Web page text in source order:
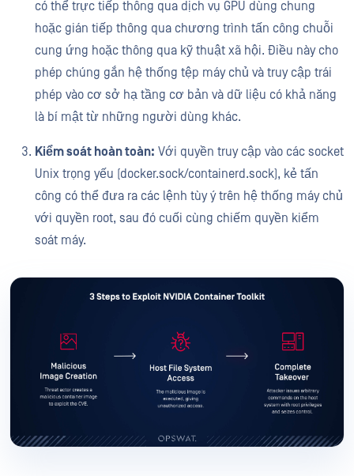
có thể trực tiếp thông qua dịch vụ GPU dùng chung
hoặc gián tiếp thông qua chương trình tấn công chuỗi
cung ứng hoặc thông qua kỹ thuật xã hội. Điều này cho
phép chúng gắn hệ thống tệp máy chủ và truy cập trái
phép vào cơ sở hạ tầng cơ bản và dữ liệu có khả năng
là bí mật từ những người dùng khác.
Kiểm soát hoàn toàn: Với quyền truy cập vào các socket
Unix trọng yếu (docker.sock/containerd.sock), kẻ tấn
công có thể đưa ra các lệnh tùy ý trên hệ thống máy chủ
với quyền root, sau đó cuối cùng chiếm quyền kiểm
soát máy.